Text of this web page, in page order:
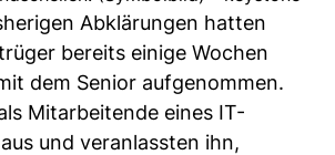
Abklärungen hatten
bereits einige Wochen
dem Senior aufgenommen.
Mitarbeitende eines IT-
und veranlassten ihn,